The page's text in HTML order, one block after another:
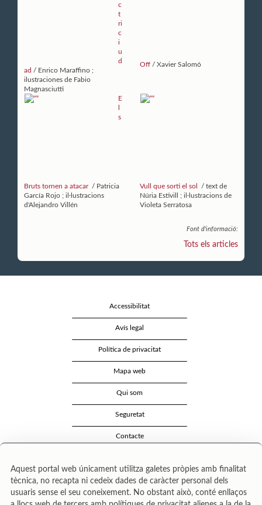
c
t
ri
c
i
u
d
ad / Enrico Maraffino ;
ilustraciones de Fabio
Magnasciutti
Off / Xavier Salomó
E
s
Bruts tornen a atacar / Patricia
García Rojo ; il·lustracions
d'Alejandro Villén
Vull que sorti el sol
/ text de
Núria Estivill ; il·lustracions de
Violeta Serratosa
Font d'informació:
Tots els articles
Accessibilitat
Avís legal
Política de privacitat
Mapa web
Qui som
Seguretat
Contacte
Aquest portal web únicament utilitza galetes pròpies amb finalitat
tècnica, no recapta ni cedeix dades de caràcter personal dels
usuaris sense el seu coneixement. No obstant això, conté enllaços